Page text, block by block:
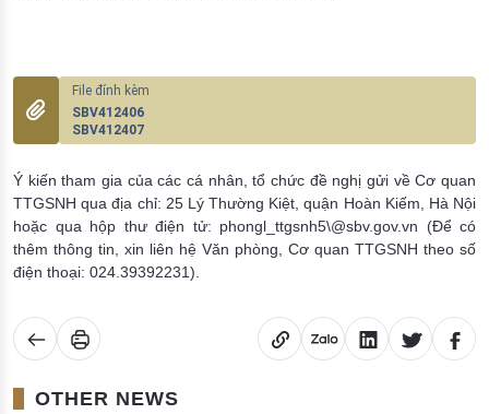
SBV412406
SBV412407
Ý kiến tham gia của các cá nhân, tổ chức đề nghị gửi về Cơ quan
TTGSNH qua địa chỉ: 25 Lý Thường Kiệt, quận Hoàn Kiếm, Hà Nội
hoặc qua hộp thư điện tử: phongl_ttgsnh5\@sbv.gov.vn (Để có
thêm thông tin, xin liên hệ Văn phòng, Cơ quan TTGSNH theo số
điện thoại: 024.39392231).
OTHER NEWS